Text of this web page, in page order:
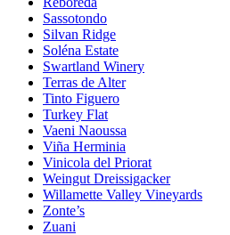
Sassotondo
Silvan Ridge
Soléna Estate
Swartland Winery
Terras de Alter
Tinto Figuero
Turkey Flat
Vaeni Naoussa
Viña Herminia
Vinicola del Priorat
Weingut Dreissigacker
Willamette Valley Vineyards
Zonte’s
Zuani